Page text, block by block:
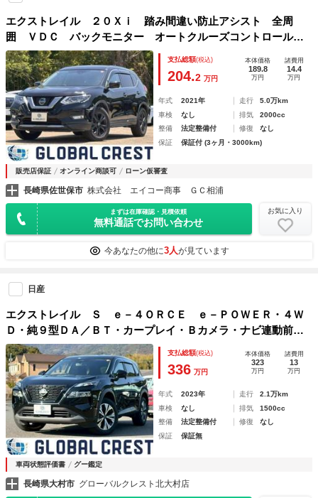
エクストレイル ２０Ｘｉ 踏み間違い防止アシスト 全周
囲 ＶＤＣ バックモニター オートクルーズコントロール
ＤＶＤ再生 インテリキー 盗難防止装置 ＬＥＤヘットライ
ト キーフリー 地デジ ＴＶナビ オートエアコン ＥＴＣ
支払総額(税込)
204.2 万円
本体価格
189.8
万円
諸費用
14.4
万円
年式 2021年 走行
5.0万km
車検
なし 排気
2000cc
整備
法定整備付 修復
なし
保証
保証付 (3ヶ月・3000km)
販売店保証 オンライン商談可 ローン仮審査
長崎県佐世保市 株式会社 エイコー商事 ＧＣ相浦
まずは在庫確認・見積依頼
無料通話でお問い合わせ
お気に入り
今あなたの他に3人が見ています
日産
エクストレイル Ｓ ｅ－４ＯＲＣＥ ｅ－ＰＯＷＥＲ・４Ｗ
Ｄ・純９型ＤＡ／ＢＴ・カープレイ・Ｂカメラ・ナビ連動前後
ドラレコ・シートヒータ・ＥＴＣ・エマージェンシーＢ・車線
逸脱・誤発進抑制・クリアランス・電子Ｐ・オートホールド・
革Ｈ／ヒータ
支払総額(税込)
336 万円
本体価格
323
万円
諸費用
13
万円
年式 2023年 走行
2.1万km
車検
なし 排気
1500cc
整備
法定整備付 修復
なし
保証
保証無
車両状態評価書 グー鑑定
長崎県大村市 グローバルクレスト北大村店